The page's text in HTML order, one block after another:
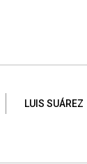
LUIS SUÁREZ